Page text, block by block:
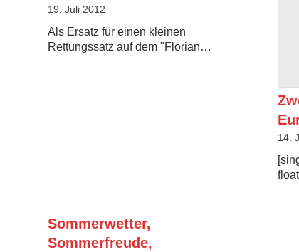
19. Juli 2012
Als Ersatz für einen kleinen
Rettungssatz auf dem "Florian…
14.
Sommerwetter,
Sommerfreude,